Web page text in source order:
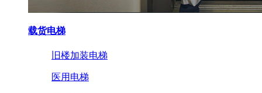
载货电梯
旧楼加装电梯
医用电梯